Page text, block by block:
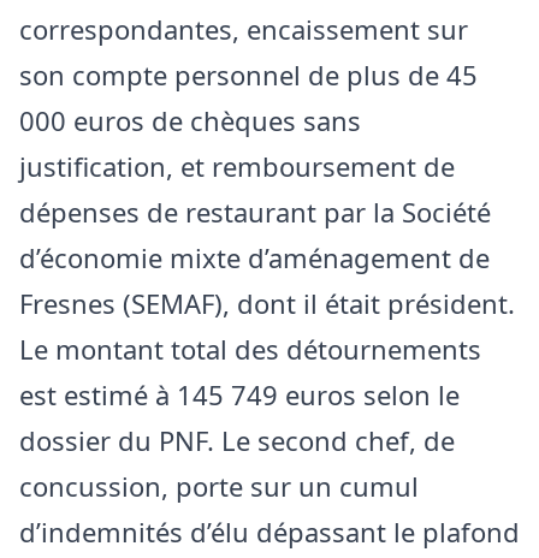
correspondantes, encaissement sur
son compte personnel de plus de 45
000 euros de chèques sans
justification, et remboursement de
dépenses de restaurant par la Société
d’économie mixte d’aménagement de
Fresnes (SEMAF), dont il était président.
Le montant total des détournements
est estimé à 145 749 euros selon le
dossier du PNF. Le second chef, de
concussion, porte sur un cumul
d’indemnités d’élu dépassant le plafond